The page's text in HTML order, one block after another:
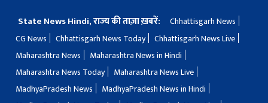
State News Hindi, राज्य की ताज़ा ख़बरें:
Chhattisgarh News
CG News
Chhattisgarh News Today
Chhattisgarh News Live
Maharashtra News
Maharashtra News in Hindi
Maharashtra News Today
Maharashtra News Live
MadhyaPradesh News
MadhyaPradesh News in Hindi